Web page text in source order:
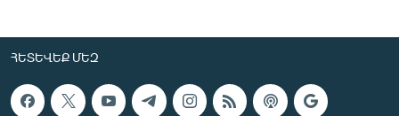
ՀԵՏԵՎԵՔ ՄԵԶ